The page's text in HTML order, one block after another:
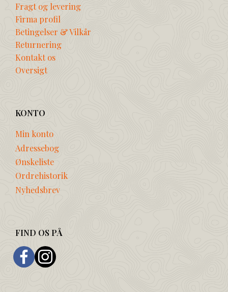
Fragt og levering
Firma profil
Betingelser & Vilkår
Returnering
Kontakt os
Oversigt
KONTO
Min konto
Adressebog
Ønskeliste
Ordrehistorik
Nyhedsbrev
FIND OS PÅ